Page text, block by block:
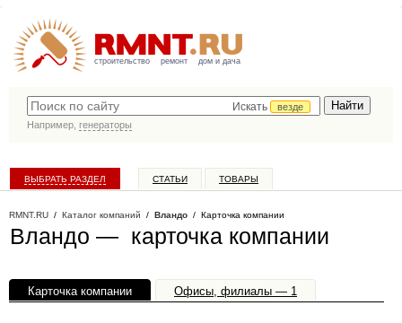
строительство ремонт дом и дача
Искать
везде
Например, генераторы
ВЫБРАТЬ РАЗДЕЛ СТАТЬИ ТОВАРЫ
RMNT.RU / Каталог компаний / Вландо / Карточка компании
Вландо — карточка компании
Карточка компании Офисы, филиалы — 1